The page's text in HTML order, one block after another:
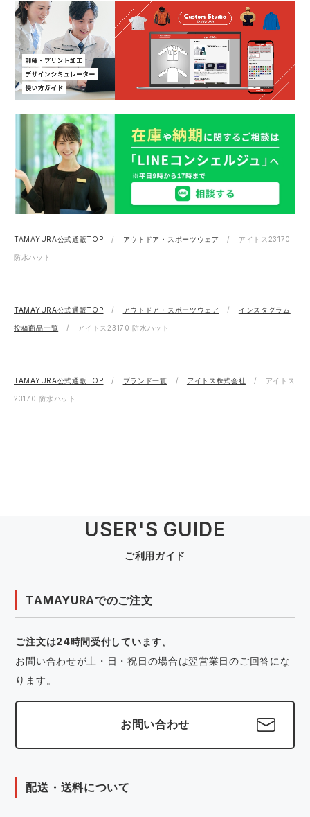
TAMAYURA公式通販TOP アウトドア・スポーツウェア アイトス23170
防水ハット
TAMAYURA公式通販TOP アウトドア・スポーツウェア インスタグラム
投稿商品一覧 アイトス23170 防水ハット
TAMAYURA公式通販TOP ブランド一覧 アイトス株式会社 アイトス
23170 防水ハット
USER'S GUIDE
ご利用ガイド
TAMAYURAでのご注文
ご注文は24時間受付しています。
お問い合わせが土・日・祝日の場合は翌営業日のご回答にな
ります。
お問い合わせ
配送・送料について